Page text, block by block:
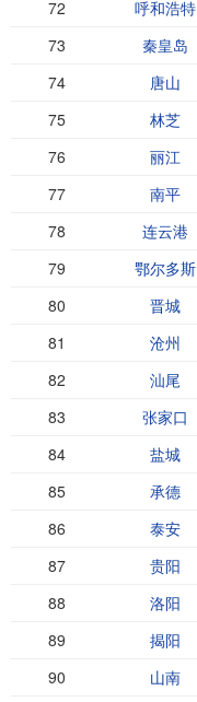
72 呼和浩特
73 秦皇岛
74 唐山
75 林芝
76 丽江
77 南平
78 连云港
79 鄂尔多斯
80 晋城
81 沧州
82 汕尾
83 张家口
84 盐城
85 承德
86 泰安
87 贵阳
88 洛阳
89 揭阳
90 山南